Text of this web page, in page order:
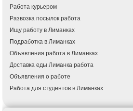
Работа курьером
Развозка посылок работа
Ищу работу в Лиманках
Подработка в Лиманках
Объявления работа в Лиманках
Доставка еды Лиманка работа
Объявления о работе
Работа для студентов в Лиманках